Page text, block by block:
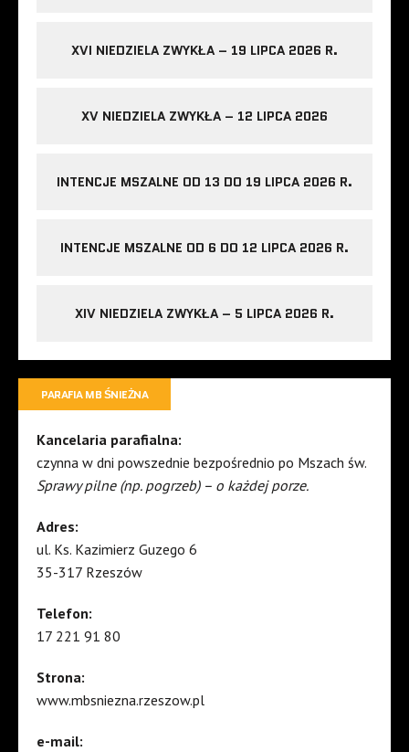
XVI NIEDZIELA ZWYKŁA – 19 LIPCA 2026 R.
XV NIEDZIELA ZWYKŁA – 12 LIPCA 2026
INTENCJE MSZALNE OD 13 DO 19 LIPCA 2026 R.
INTENCJE MSZALNE OD 6 DO 12 LIPCA 2026 R.
XIV NIEDZIELA ZWYKŁA – 5 LIPCA 2026 R.
PARAFIA MB ŚNIEŻNA
Kancelaria parafialna:
czynna w dni powszednie bezpośrednio po Mszach św.
Sprawy pilne (np. pogrzeb) – o każdej porze.
Adres:
ul. Ks. Kazimierz Guzego 6
35-317 Rzeszów
Telefon:
17 221 91 80
Strona:
www.mbsniezna.rzeszow.pl
e-mail: